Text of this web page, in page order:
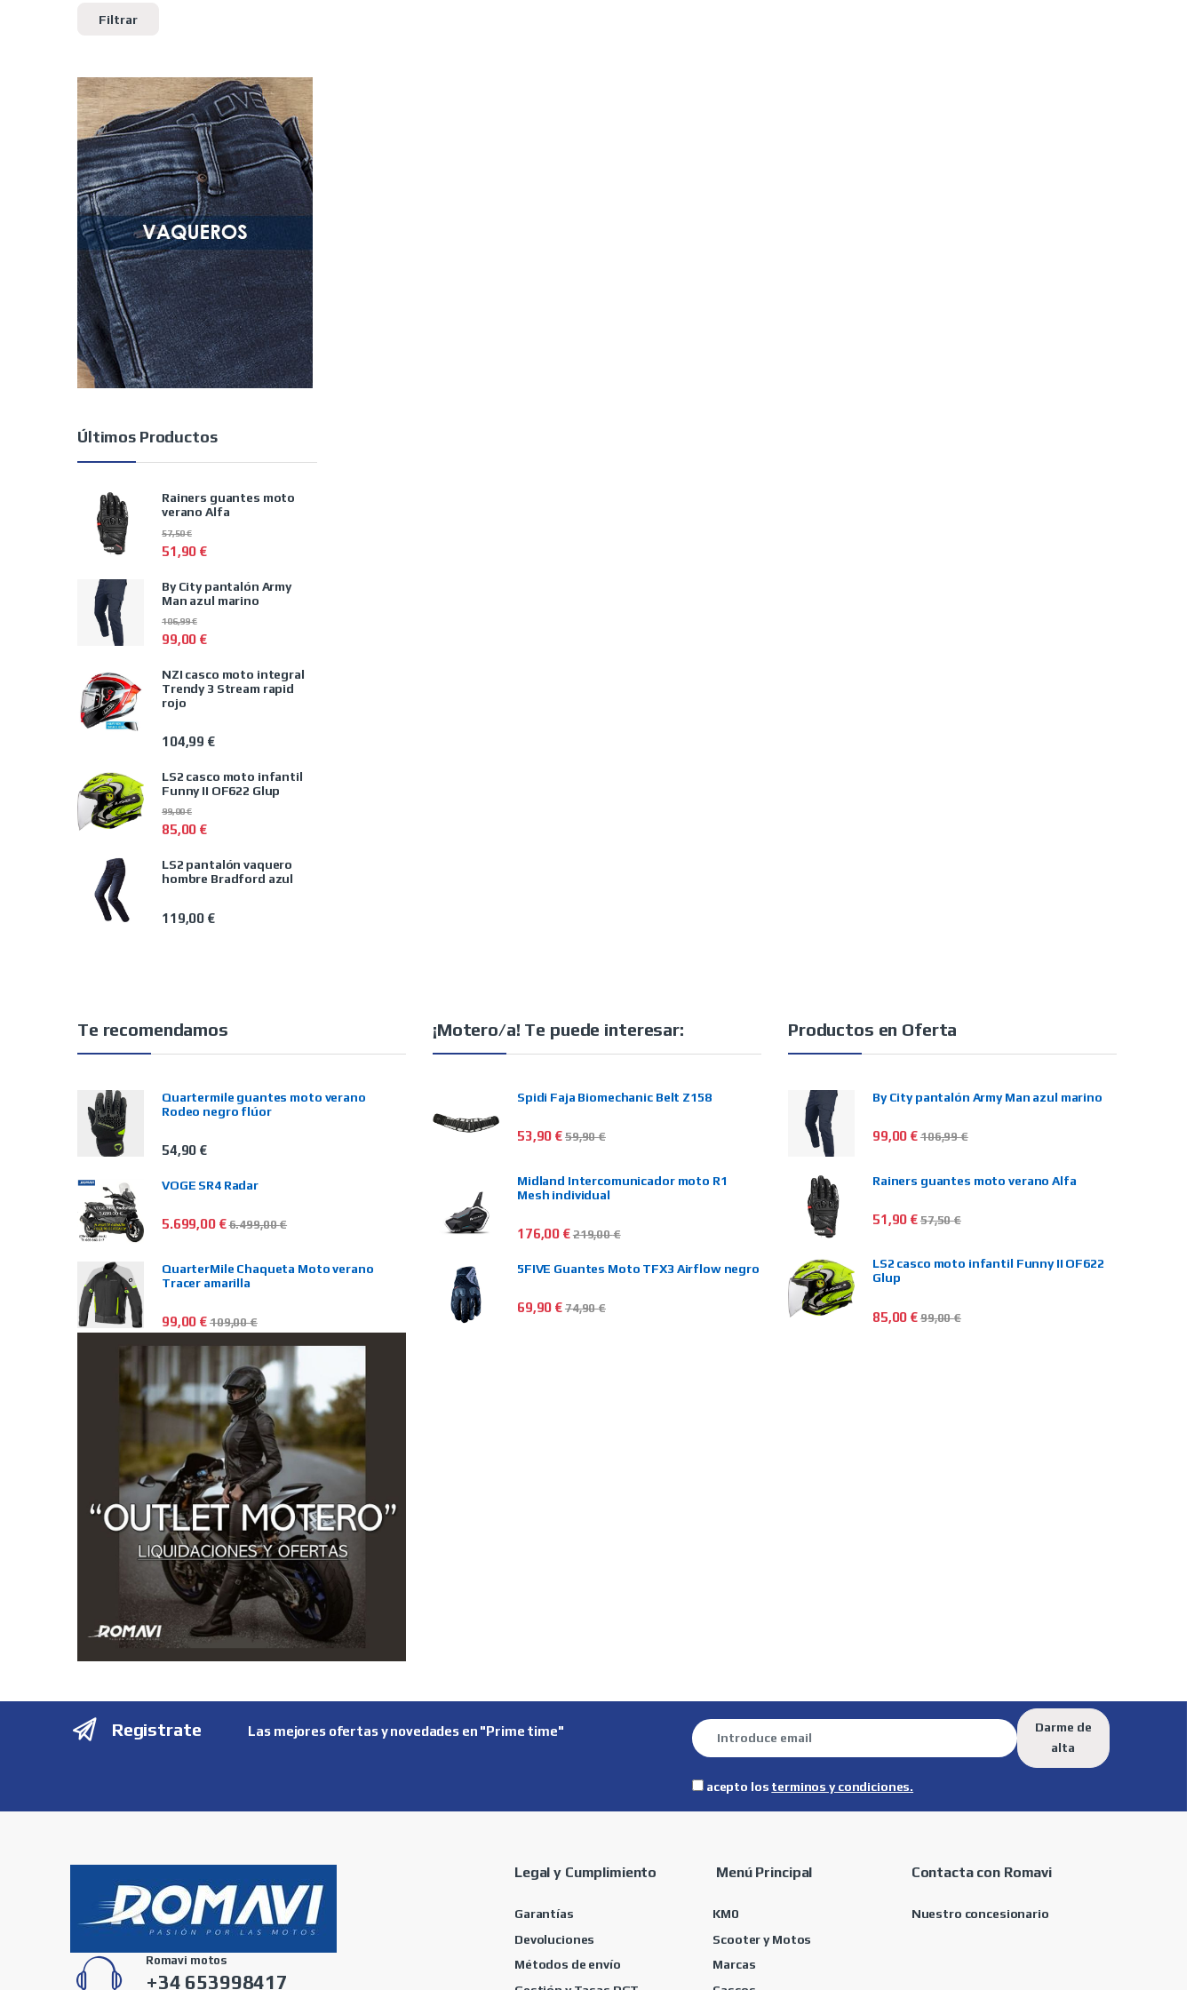
Filtrar
Últimos Productos
Rainers guantes moto
verano Alfa
51,90 €
57,50€
By City pantalón Army
Man azul marino
99,00 €
106,99€
NZI casco moto integral
Trendy 3 Stream rapid
rojo
104,99 €
LS2 casco moto infantil
Funny II OF622 Glup
85,00 €
99,00€
LS2 pantalón vaquero
hombre Bradford azul
119,00 €
Te recomendamos
Quartermile guantes moto verano
Rodeo negro flúor
54,90 €
VOGE SR4 Radar
5.699,00 €6.499,00€
QuarterMile Chaqueta Moto verano
Tracer amarilla
99,00 € 109,00€
¡Motero/a! Te puede interesar:
Spidi Faja Biomechanic Belt Z158
53,90 € 59,90€
Midland Intercomunicador moto R1
Mesh individual
176,00 €219,00€
5FIVE Guantes Moto TFX3 Airflow negro
69,90 € 74,90€
Productos en Oferta
By City pantalón Army Man azul marino
99,00 € 106,99€
Rainers guantes moto verano Alfa
51,90 € 57,50€
LS2 casco moto infantil Funny II OF622
Glup
85,00 € 99,00€
Registrate Las mejores ofertas y novedades en "Prime time"
Darme de
alta
acepto los terminos y condiciones.
Romavi motos
+34 653998417
Legal y Cumplimiento
Garantías
Devoluciones
Métodos de envío
Menú Principal
KM0
Scooter y Motos
Marcas
Contacta con Romavi
Nuestro concesionario